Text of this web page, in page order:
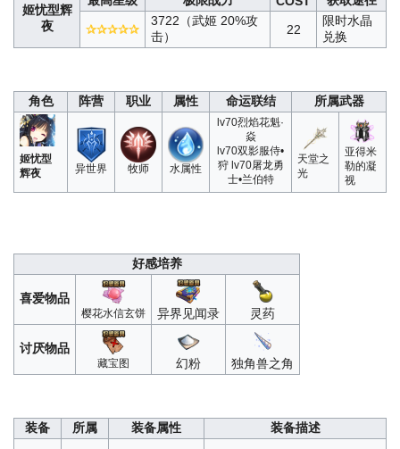
姬忧型辉
夜
✰✰✰✰✰
3722（武姬 20%攻
击）
22
限时水晶
兑换
角色 阵营 职业 属性 命运联结 所属武器
姬忧型
辉夜
异世界 牧师 水属性
lv70烈焰花魁·
焱
lv70双影服侍•
狩 lv70屠龙勇
士•兰伯特
天堂之
光
亚得米
勒的凝
视
好感培养
喜爱物品
樱花水信玄饼 异界见闻录 灵药
讨厌物品
藏宝图 幻粉 独角兽之角
装备 所属 装备属性 装备描述